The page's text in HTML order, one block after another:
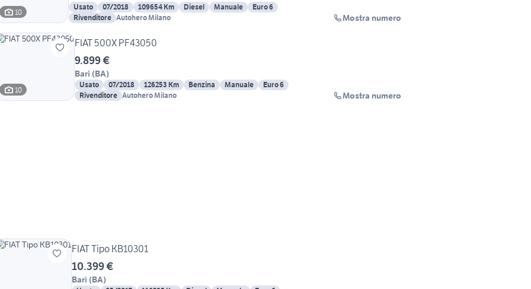
10
Usato 07/2018 109654 Km Diesel Manuale
Euro 6
Rivenditore Autohero Milano Mostra numero
10
FIAT 500X PF43050
9.899 €
Bari (BA)
Usato 07/2018 126253 Km Benzina Manuale
Euro 6
Rivenditore Autohero Milano Mostra numero
FIAT Tipo KB10301
10.399 €
Bari (BA)